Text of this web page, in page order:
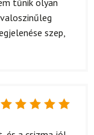
tűnik olyan
szep,
5/ 5